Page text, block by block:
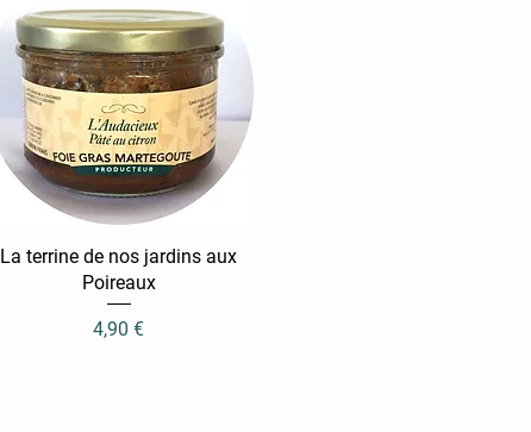
Aperçu rapide
La terrine de nos jardins aux
Poireaux
Prix
4,90 €